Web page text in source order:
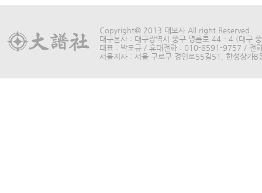
대구본사 : 대구광역시 중구 명륜로 44 - 4 (대구
대표 : 박도규 / 휴대전화 : 010-8591-9757 /
서울지사 : 서울 구로구 경인로55길51, 한성상
Copyright@ 2013 대보사 All right Reserved.